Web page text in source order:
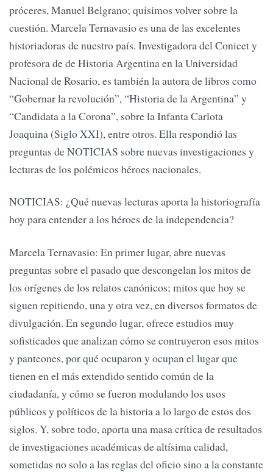
próceres, Manuel Belgrano; quisimos volver sobre la
cuestión. Marcela Ternavasio es una de las excelentes
historiadoras de nuestro país. Investigadora del Conicet y
profesora de de Historia Argentina en la Universidad
Nacional de Rosario, es también la autora de libros como
“Gobernar la revolución”, “Historia de la Argentina” y
“Candidata a la Corona”, sobre la Infanta Carlota
Joaquina (Siglo XXI), entre otros. Ella respondió las
preguntas de NOTICIAS sobre nuevas investigaciones y
lecturas de los polémicos héroes nacionales.
NOTICIAS: ¿Qué nuevas lecturas aporta la historiografía
hoy para entender a los héroes de la independencia?
Marcela Ternavasio: En primer lugar, abre nuevas
preguntas sobre el pasado que descongelan los mitos de
los orígenes de los relatos canónicos; mitos que hoy se
siguen repitiendo, una y otra vez, en diversos formatos de
divulgación. En segundo lugar, ofrece estudios muy
sofisticados que analizan cómo se contruyeron esos mitos
y panteones, por qué ocuparon y ocupan el lugar que
tienen en el más extendido sentido común de la
ciudadanía, y cómo se fueron modulando los usos
públicos y políticos de la historia a lo largo de estos dos
siglos. Y, sobre todo, aporta una masa crítica de resultados
de investigaciones académicas de altísima calidad,
sometidas no solo a las reglas del oficio sino a la constante